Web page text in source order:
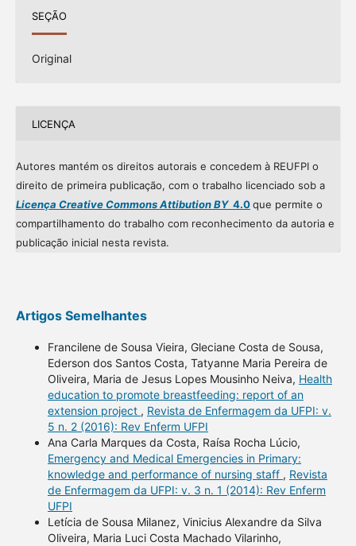
SEÇÃO
Original
LICENÇA
Autores mantém os direitos autorais e concedem à REUFPI o
direito de primeira publicação, com o trabalho licenciado sob a
Licença Creative Commons Attibution BY4.0que permite o
compartilhamento do trabalho com reconhecimento da autoria e
publicação inicial nesta revista.
Artigos Semelhantes
Francilene de Sousa Vieira, Gleciane Costa de Sousa,
Ederson dos Santos Costa, Tatyanne Maria Pereira de
Oliveira, Maria de Jesus Lopes Mousinho Neiva, Health
education to promote breastfeeding: report of an
extension project , Revista de Enfermagem da UFPI: v.
5 n. 2 (2016): Rev Enferm UFPI
Ana Carla Marques da Costa, Raísa Rocha Lúcio,
Emergency and Medical Emergencies in Primary:
knowledge and performance of nursing staff , Revista
de Enfermagem da UFPI: v. 3 n. 1 (2014): Rev Enferm
UFPI
Letícia de Sousa Milanez, Vinicius Alexandre da Silva
Oliveira, Maria Luci Costa Machado Vilarinho,